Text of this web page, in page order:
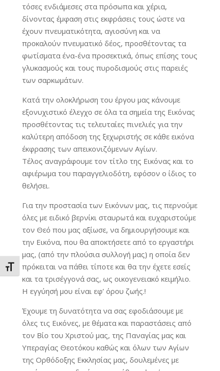
Εναλλαγή Μεγέθους Γραμμάτων
τόσες ενδιάμεσες στα πρόσωπα και χέρια,
δίνοντας έμφαση στις εκφράσεις τους ώστε να
έχουν πνευματικότητα, αγιοσύνη και να
προκαλούν πνευματικό δέος, προσθέτοντας τα
φωτίσματα ένα-ένα προσεκτικά, όπως επίσης τους
γλυκασμούς και τους πυροδισμούς στις παρειές
των σαρκωμάτων.
Κατά την ολοκλήρωση του έργου μας κάνουμε
εξονυχιστικό έλεγχο σε όλα τα σημεία της Εικόνας
προσθέτοντας τις τελευταίες πινελιές για την
καλύτερη απόδοση της ξεχωριστής σε κάθε εικόνα
έκφρασης των απεικονιζόμενων Αγίων.
Τέλος αναγράφουμε τον τίτλο της Εικόνας και το
αφιέρωμα του παραγγελιοδότη, εφόσον ο ίδιος το
θελήσει.
Για την προστασία των Εικόνων μας, τις περνούμε
όλες με ειδικό βερνίκι σταυρωτά και ευχαριστούμε
τον Θεό που μας αξίωσε, να δημιουργήσουμε και
την Εικόνα, που θα αποκτήσετε από το εργαστήρι
μας, (από την πλούσια συλλογή μας) η οποία δεν
πρόκειται να πάθει τίποτε και θα την έχετε εσείς
και τα τρισέγγονά σας, ως οικογενειακό κειμήλιο.
Η εγγύησή μου είναι εφ’ όρου ζωής.!
Έχουμε τη δυνατότητα να σας εφοδιάσουμε με
όλες τις Εικόνες, με θέματα και παραστάσεις από
τον Βίο του Χριστού μας, της Παναγίας μας και
Υπεραγίας Θεοτόκου καθώς και όλων των Αγίων
της Ορθόδοξης Εκκλησίας μας, δουλεμένες με